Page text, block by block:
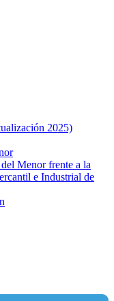
2025)
Menor frente a la
e Industrial de